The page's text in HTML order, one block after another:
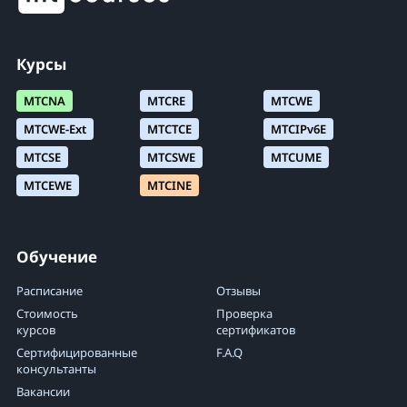
Курсы
MTCNA MTCRE
MTCWE
MTCWE-Ext
MTCTCE
MTCIPv6E
MTCSE
MTCSWE
MTCUME
MTCEWE
MTCINE
Обучение
Расписание
Отзывы
Стоимость
курсов
Проверка
сертификатов
Сертифицированные
консультанты
F.A.Q
Вакансии